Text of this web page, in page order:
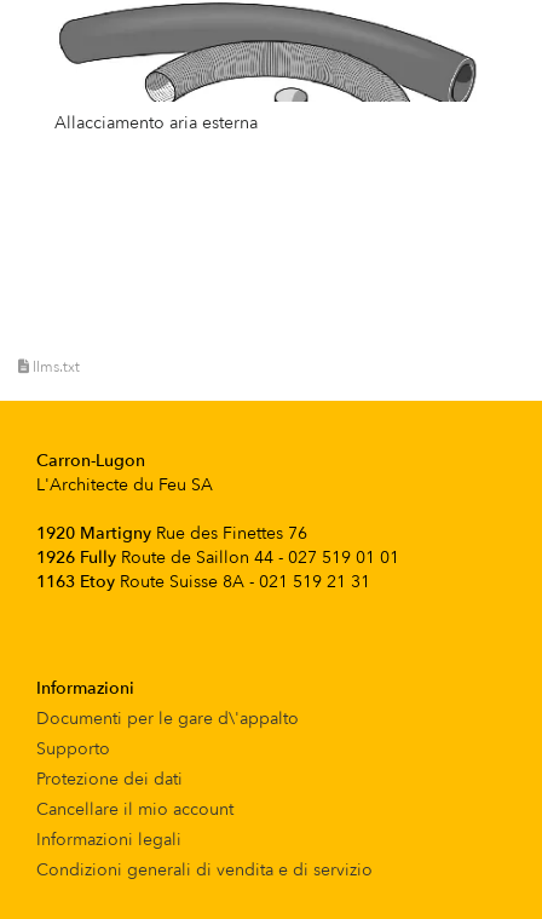
Allacciamento aria esterna
llms.txt
Carron-Lugon
L'Architecte du Feu SA
1920 Martigny Rue des Finettes 76
1926 Fully Route de Saillon 44 - 027 519 01 01
1163 Etoy Route Suisse 8A - 021 519 21 31
Informazioni
Documenti per le gare d\'appalto
Supporto
Protezione dei dati
Cancellare il mio account
Informazioni legali
Condizioni generali di vendita e di servizio